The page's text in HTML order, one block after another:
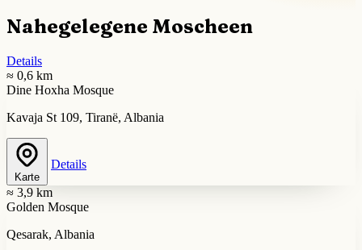
Nahegelegene Moscheen
Details
≈ 0,6 km
Dine Hoxha Mosque
Kavaja St 109, Tiranë, Albania
Karte
Details
≈ 3,9 km
Golden Mosque
Qesarak, Albania